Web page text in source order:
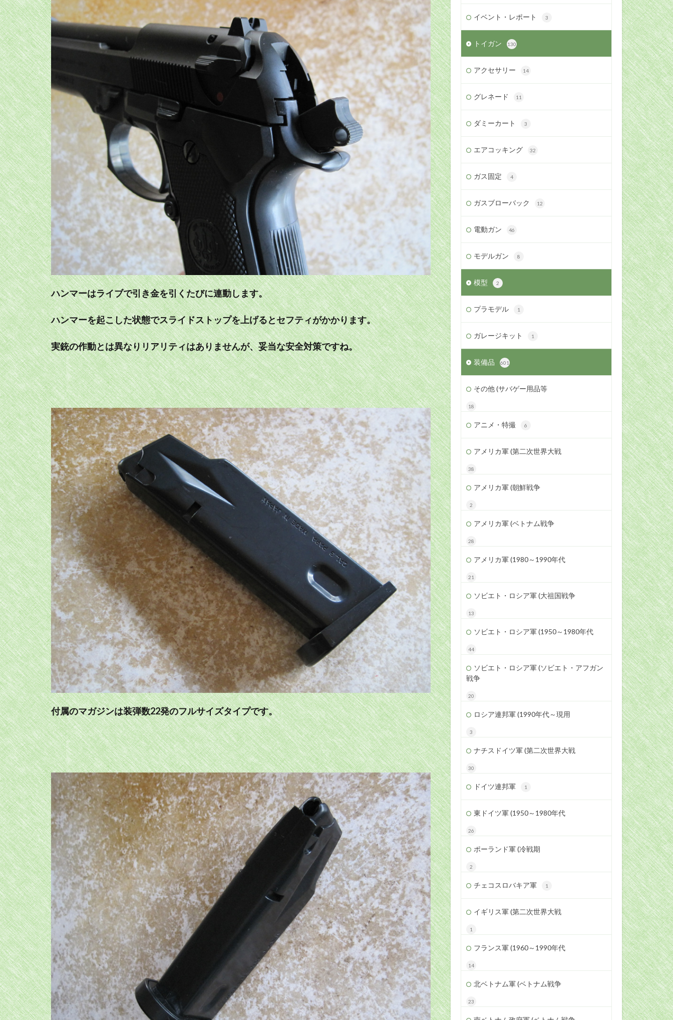
ハンマーはライブで引き金を引くたびに連動します。
ハンマーを起こした状態でスライドストップを上げるとセフティがかかります。
実銃の作動とは異なりリアリティはありませんが、妥当な安全対策ですね。
付属のマガジンは装弾数22発のフルサイズタイプです。
イベント・レポート 3
トイガン 130
アクセサリー 14
グレネード 11
ダミーカート 3
エアコッキング 32
ガス固定 4
ガスブローバック 12
電動ガン 46
モデルガン 8
模型 2
プラモデル 1
ガレージキット 1
装備品 601
その他 (サバゲー用品等
18
アニメ・特撮 6
アメリカ軍 (第二次世界大戦
38
アメリカ軍 (朝鮮戦争
2
アメリカ軍 (ベトナム戦争
28
アメリカ軍 (1980～1990年代
21
ソビエト・ロシア軍 (大祖国戦争
13
ソビエト・ロシア軍 (1950～1980年代
44
ソビエト・ロシア軍 (ソビエト・アフガン
戦争
20
ロシア連邦軍 (1990年代～現用
3
ナチスドイツ軍 (第二次世界大戦
30
ドイツ連邦軍 1
東ドイツ軍 (1950～1980年代
26
ポーランド軍 (冷戦期
2
チェコスロバキア軍 1
イギリス軍 (第二次世界大戦
1
フランス軍 (1960～1990年代
14
北ベトナム軍 (ベトナム戦争
23